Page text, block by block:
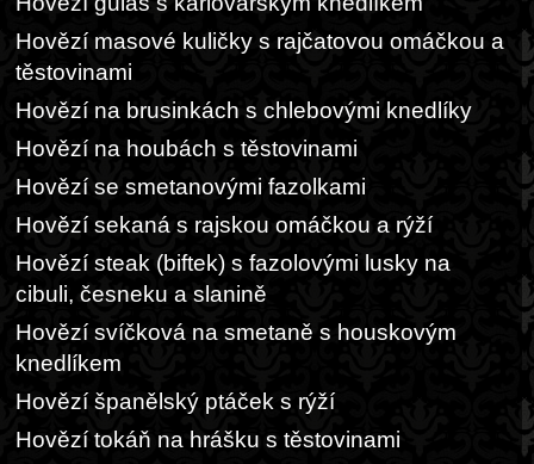
Hovězí masové kuličky s rajčatovou omáčkou a
těstovinami
Hovězí na brusinkách s chlebovými knedlíky
Hovězí na houbách s těstovinami
Hovězí se smetanovými fazolkami
Hovězí sekaná s rajskou omáčkou a rýží
Hovězí steak (biftek) s fazolovými lusky na
cibuli, česneku a slanině
Hovězí svíčková na smetaně s houskovým
knedlíkem
Hovězí španělský ptáček s rýží
Hovězí tokáň na hrášku s těstovinami